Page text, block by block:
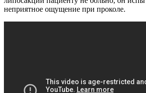
неприятное ощущение при проколе.